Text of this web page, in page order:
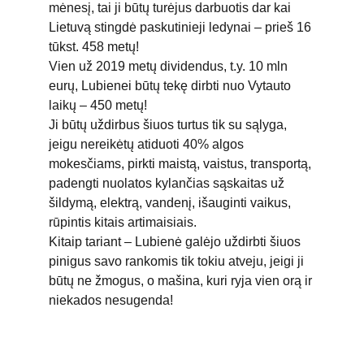
mėnesį, tai ji būtų turėjus darbuotis dar kai
Lietuvą stingdė paskutinieji ledynai – prieš 16
tūkst. 458 metų!
Vien už 2019 metų dividendus, t.y. 10 mln
eurų, Lubienei būtų tekę dirbti nuo Vytauto
laikų – 450 metų!
Ji būtų uždirbus šiuos turtus tik su sąlyga,
jeigu nereikėtų atiduoti 40% algos
mokesčiams, pirkti maistą, vaistus, transportą,
padengti nuolatos kylančias sąskaitas už
šildymą, elektrą, vandenį, išauginti vaikus,
rūpintis kitais artimaisiais.
Kitaip tariant – Lubienė galėjo uždirbti šiuos
pinigus savo rankomis tik tokiu atveju, jeigi ji
būtų ne žmogus, o mašina, kuri ryja vien orą ir
niekados nesugenda!